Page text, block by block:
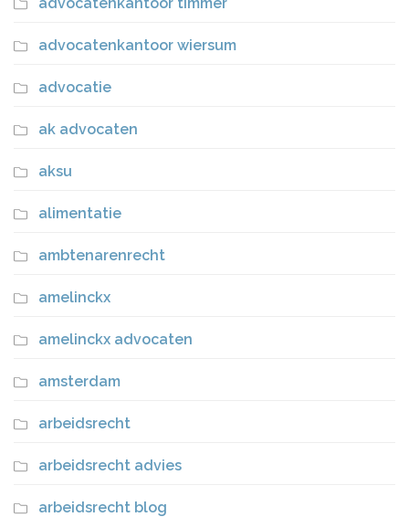
advocatenkantoor wiersum
advocatie
ak advocaten
aksu
alimentatie
ambtenarenrecht
amelinckx
amelinckx advocaten
amsterdam
arbeidsrecht
arbeidsrecht advies
arbeidsrecht blog